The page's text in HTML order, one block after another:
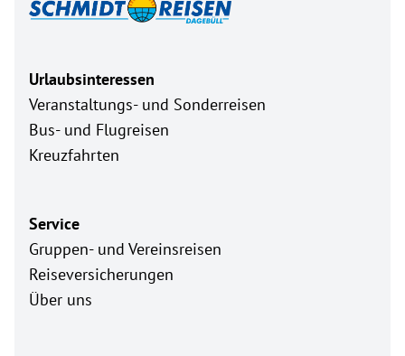
Urlaubsinteressen
Veranstaltungs- und Sonderreisen
Bus- und Flugreisen
Kreuzfahrten
Service
Gruppen- und Vereinsreisen
Reiseversicherungen
Über uns